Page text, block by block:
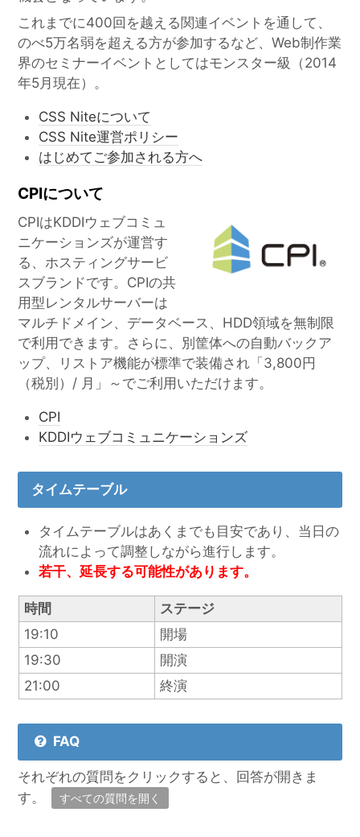
これまでに400回を越える関連イベントを通して、
のべ5万名弱を超える方が参加するなど、Web制作業
界のセミナーイベントとしてはモンスター級（2014
年5月現在）。
CSS Niteについて
CSS Nite運営ポリシー
はじめてご参加される方へ
CPIについて
CPIはKDDIウェブコミュ
ニケーションズが運営す
る、ホスティングサービ
スブランドです。CPIの共
用型レンタルサーバーは
マルチドメイン、データベース、HDD領域を無制限
で利用できます。さらに、別筐体への自動バックア
ップ、リストア機能が標準で装備され「3,800円
（税別）/ 月」～でご利用いただけます。
CPI
KDDIウェブコミュニケーションズ
タイムテーブル
タイムテーブルはあくまでも目安であり、当日の
流れによって調整しながら進行します。
若干、延長する可能性があります。
時間
ステージ
19:10
開場
19:30
開演
21:00
終演
FAQ
それぞれの質問をクリックすると、回答が開きま
す。
すべての質問を開く